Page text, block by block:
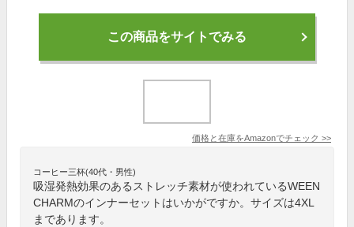
この商品をサイトでみる
価格と在庫をAmazonでチェック >>
コーヒー三杯(40代・男性)
吸湿発熱効果のあるストレッチ素材が使われているWEEN
CHARMのインナーセットはいかがですか。サイズは4XL
まであります。